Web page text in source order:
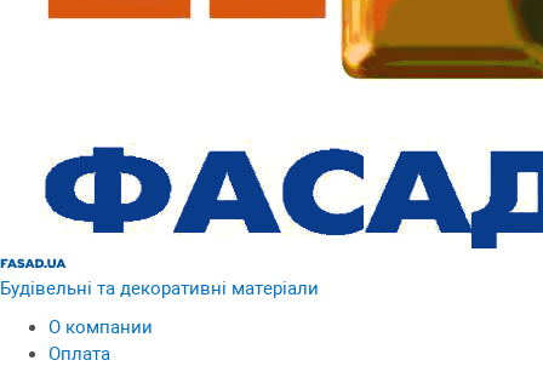
Будівельні та декоративні матеріали
О компании
Оплата